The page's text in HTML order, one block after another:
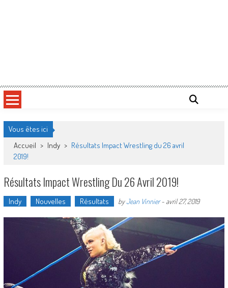
Vous êtes ici
Accueil > Indy > Résultats Impact Wrestling du 26 avril
2019!
Résultats Impact Wrestling Du 26 Avril 2019!
Indy Nouvelles Résultats byJean Vinnier- avril 27, 2019